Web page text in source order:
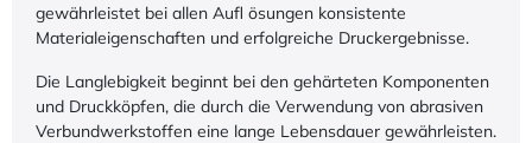
gewährleistet bei allen Aufl ösungen konsistente
Materialeigenschaften und erfolgreiche Druckergebnisse.
Die Langlebigkeit beginnt bei den gehärteten Komponenten
und Druckköpfen, die durch die Verwendung von abrasiven
Verbundwerkstoffen eine lange Lebensdauer gewährleisten.